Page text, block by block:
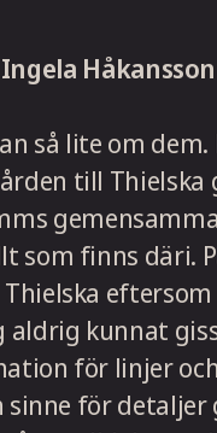
så lite om
till
som finns däri.
aldrig kunnat
för linjer
för detaljer